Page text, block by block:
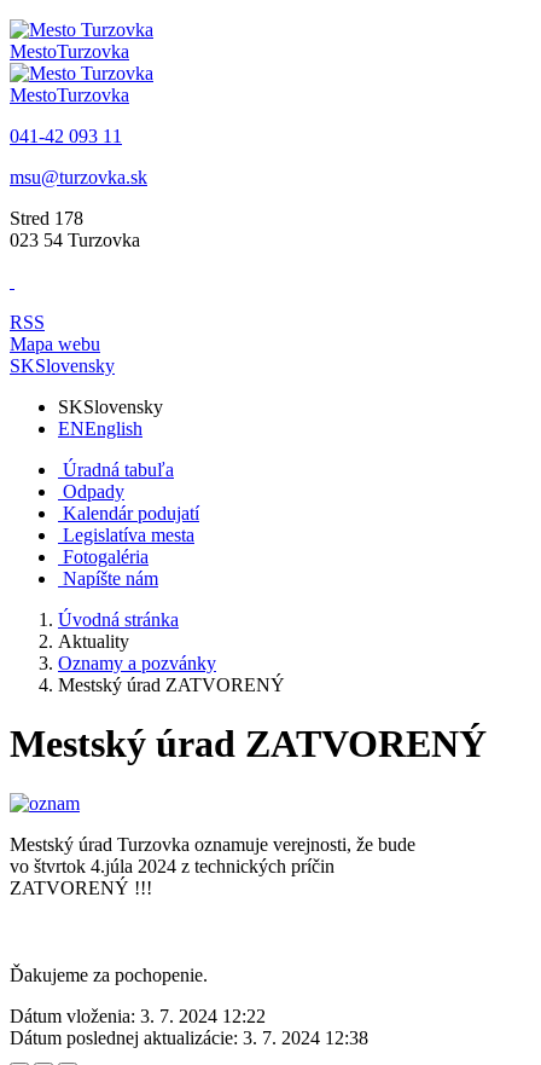
MestoTurzovka
MestoTurzovka
041-42 093 11
msu@turzovka.sk
Stred 178
023 54 Turzovka
RSS
Mapa webu
SKSlovensky
SKSlovensky
ENEnglish
Úradná tabuľa
Odpady
Kalendár podujatí
Legislatíva mesta
Fotogaléria
Napíšte nám
Úvodná stránka
Aktuality
Oznamy a pozvánky
Mestský úrad ZATVORENÝ
Mestský úrad ZATVORENÝ
Mestský úrad Turzovka oznamuje verejnosti, že bude
vo štvrtok 4.júla 2024 z technických príčin
ZATVORENÝ !!!
Ďakujeme za pochopenie.
Dátum vloženia: 3. 7. 2024 12:22
Dátum poslednej aktualizácie: 3. 7. 2024 12:38